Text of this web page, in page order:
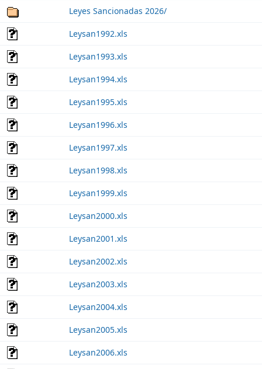
Leyes Sancionadas 2026/
Leysan1992.xls
Leysan1993.xls
Leysan1994.xls
Leysan1995.xls
Leysan1996.xls
Leysan1997.xls
Leysan1998.xls
Leysan1999.xls
Leysan2000.xls
Leysan2001.xls
Leysan2002.xls
Leysan2003.xls
Leysan2004.xls
Leysan2005.xls
Leysan2006.xls